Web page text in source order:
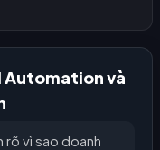
Automation và
rõ vì sao doanh